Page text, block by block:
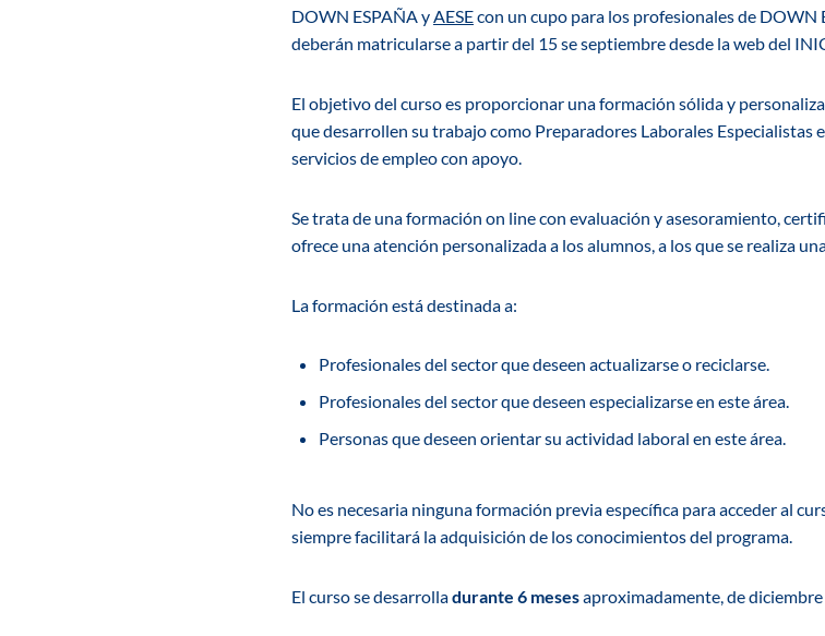
DOWN ESPAÑA yAESEcon un cupo para los profesionales de DOWN
deberán matricularse a partir del 15 se septiembre desde la web del
El objetivo del curso es proporcionar una formación sólida y
que desarrollen su trabajo como Preparadores Laborales Especialistas
servicios de empleo con apoyo.
Se trata de una formación on line con evaluación y asesoramiento,
ofrece una atención personalizada a los alumnos, a los que se realiza
La formación está destinada a:
Profesionales del sector que deseen actualizarse o reciclarse.
Profesionales del sector que deseen especializarse en este área.
Personas que deseen orientar su actividad laboral en este área.
No es necesaria ninguna formación previa específica para acceder al
siempre facilitará la adquisición de los conocimientos del programa.
El curso se desarrolladurante 6 mesesaproximadamente, de